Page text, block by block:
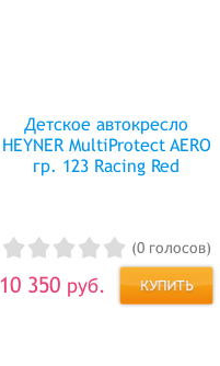
Детское автокресло
HEYNER MultiProtect AERO
гр. 123 Racing Red
(0 голосов)
10 350 руб.